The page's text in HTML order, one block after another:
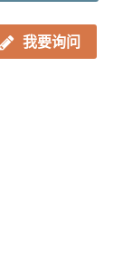
我要询问